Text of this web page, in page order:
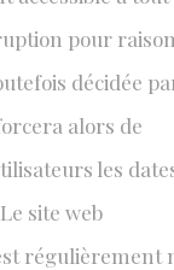
pour
décidée
alors de
les
site web
régulièrement